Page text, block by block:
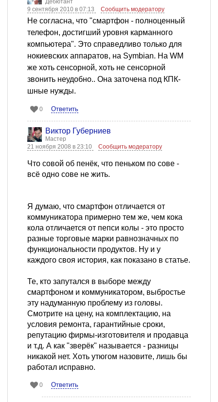
Дебютант
9 сентября 2010 в 07:13
Сообщить модератору
Не согласна, что "смартфон - полноценный
телефон, достигший уровня карманного
компьютера". Это справедливо только для
нокиевских аппаратов, на Symbian. На WM
же хоть сенсорной, хоть не сенсорной
звонить неудобно.. Она заточена под КПК-
шные нужды.
0 Ответить
Виктор Губерниев
Мастер
21 ноября 2008 в 23:10
Сообщить модератору
Что совой об пенёк, что пеньком по сове -
всё одно сове не жить.
Я думаю, что смартфон отличается от
коммуникатора примерно тем же, чем кока
кола отличается от пепси колы - это просто
разные торговые марки равнозначных по
функциональности продуктов. Ну и у
каждого своя история, как показано в статье.
Те, кто запутался в выборе между
смартфоном и коммуникатором, выбростье
эту надуманную проблему из головы.
Смотрите на цену, на комплектацию, на
условия ремонта, гарантийные сроки,
репутацию фирмы-изготовителя и продавца
и т.д. А как "зверёк" называется - разницы
никакой нет. Хоть утюгом назовите, лишь бы
работал исправно.
0 Ответить